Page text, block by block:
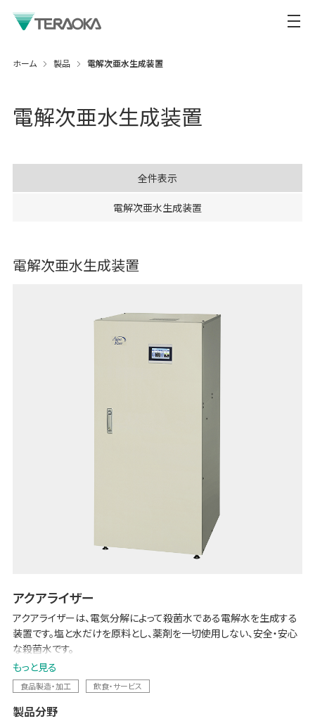
ホーム 製品 電解次亜水生成装置
電解次亜水生成装置
全件表示
電解次亜水生成装置
電解次亜水生成装置
アクアライザー
アクアライザーは、電気分解によって殺菌水である電解水を生成する
装置です。塩と水だけを原料とし、薬剤を一切使用しない、安全・安心
な殺菌水です。
さらに炭酸 (Co2) を使うことによって微酸性の「炭酸電解次亜水」を生
成することも可能です。殺菌の主成分である次亜塩素酸の残存率が高
く、炭酸効果がプラスされて低濃度で強力な殺菌を実現します。
もっと見る
食品製造・加工 飲食・サービス
製品分野